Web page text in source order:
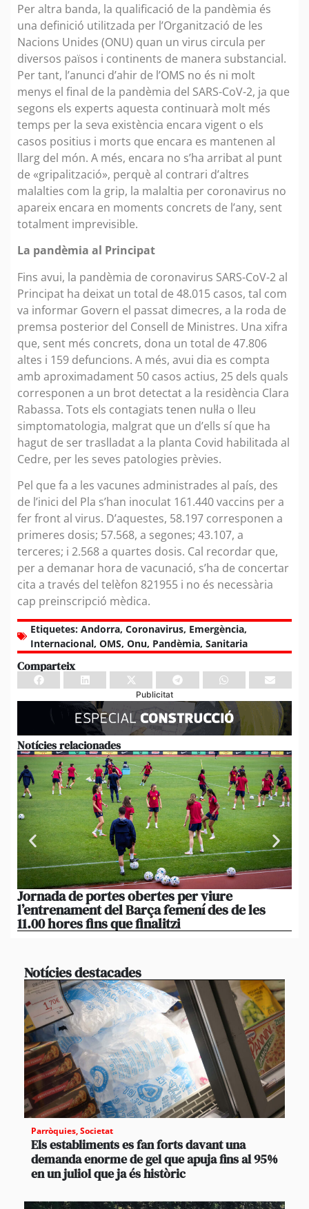
Per altra banda, la qualificació de la pandèmia és
una definició utilitzada per l’Organització de les
Nacions Unides (ONU) quan un virus circula per
diversos països i continents de manera substancial.
Per tant, l’anunci d’ahir de l’OMS no és ni molt
menys el final de la pandèmia del SARS-CoV-2, ja que
segons els experts aquesta continuarà molt més
temps per la seva existència encara vigent o els
casos positius i morts que encara es mantenen al
llarg del món. A més, encara no s’ha arribat al punt
de «gripalització», perquè al contrari d’altres
malalties com la grip, la malaltia per coronavirus no
apareix encara en moments concrets de l’any, sent
totalment imprevisible.
La pandèmia al Principat
Fins avui, la pandèmia de coronavirus SARS-CoV-2 al
Principat ha deixat un total de 48.015 casos, tal com
va informar Govern el passat dimecres, a la roda de
premsa posterior del Consell de Ministres. Una xifra
que, sent més concrets, dona un total de 47.806
altes i 159 defuncions. A més, avui dia es compta
amb aproximadament 50 casos actius, 25 dels quals
corresponen a un brot detectat a la residència Clara
Rabassa. Tots els contagiats tenen nul·la o lleu
simptomatologia, malgrat que un d’ells sí que ha
hagut de ser traslladat a la planta Covid habilitada al
Cedre, per les seves patologies prèvies.
Pel que fa a les vacunes administrades al país, des
de l’inici del Pla s’han inoculat 161.440 vaccins per a
fer front al virus. D’aquestes, 58.197 corresponen a
primeres dosis; 57.568, a segones; 43.107, a
terceres; i 2.568 a quartes dosis. Cal recordar que,
per a demanar hora de vacunació, s’ha de concertar
cita a través del telèfon 821955 i no és necessària
cap preinscripció mèdica.
Etiquetes: Andorra, Coronavirus, Emergència,
Internacional, OMS, Onu, Pandèmia, Sanitaria
Comparteix
Publicitat
Notícies relacionades
Jornada de portes obertes per viure
l’entrenament del Barça femení des de les
11.00 hores fins que finalitzi
Notícies destacades
Parròquies,Societat
Els establiments es fan forts davant una
demanda enorme de gel que apuja fins al 95%
en un juliol que ja és històric